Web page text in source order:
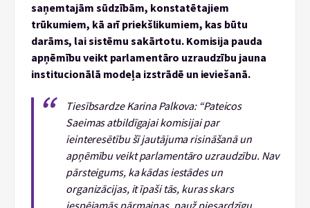
saņemtajām sūdzībām, konstatētajiem
trūkumiem, kā arī priekšlikumiem, kas būtu
darāms, lai sistēmu sakārtotu. Komisija pauda
apņēmību veikt parlamentāro uzraudzību jauna
institucionālā modeļa izstrādē un ieviešanā.
Tiesībsardze Karina Palkova: “Pateicos
Saeimas atbildīgajai komisijai par
ieinteresētību šī jautājuma risināšanā un
apņēmību veikt parlamentāro uzraudzību. Nav
pārsteigums, ka kādas iestādes un
organizācijas, it īpaši tās, kuras skars
iespējamās pārmaiņas, pauž piesardzīgu